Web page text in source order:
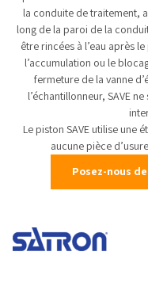
la conduite de traitement,
long de la paroi de la
être rincées à l’eau après
l’accumulation ou le
fermeture de la vanne
l’échantillonneur, SAVE
Le piston SAVE utilise une
aucune pièce
Posez-nous